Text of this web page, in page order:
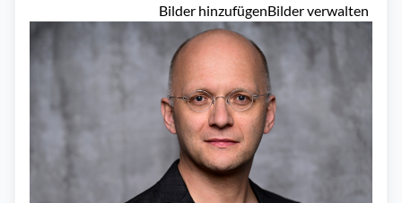
Bilder verwalten
Bilder hinzufügen